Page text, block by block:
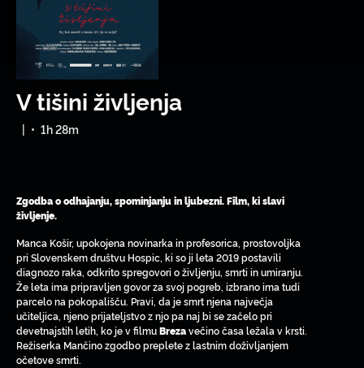
V tišini življenja
| • 1h 28m
Zgodba o odhajanju, spominjanju in ljubezni. Film, ki slavi
življenje.
Manca Košir, upokojena novinarka in profesorica, prostovoljka
pri Slovenskem društvu Hospic, ki so ji leta 2019 postavili
diagnozo raka, odkrito spregovori o življenju, smrti in umiranju.
Že leta ima pripravljen govor za svoj pogreb, izbrano ima tudi
parcelo na pokopališču. Pravi, da je smrt njena največja
učiteljica, njeno prijateljstvo z njo pa naj bi se začelo pri
devetnajstih letih, ko je v filmuBrezavečino časa ležala v krsti.
Režiserka Mančino zgodbo preplete z lastnim doživljanjem
očetove smrti.